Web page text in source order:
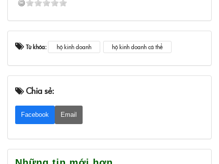
Từ khóa: hộ kinh doanh hộ kinh doanh cá thể
Chia sẻ:
Facebook Email